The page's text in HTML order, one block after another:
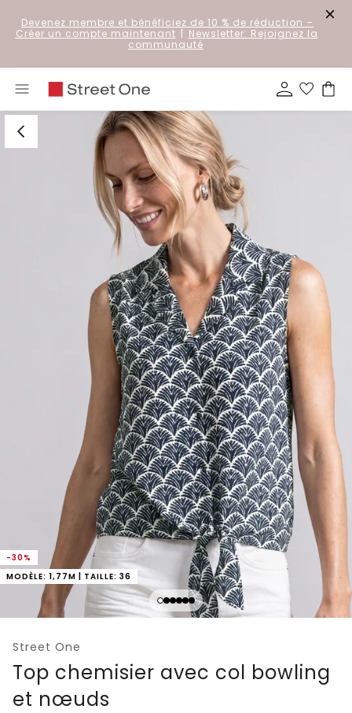
Devenez membre et bénéficiez de 10 % de réduction –
Créer un compte maintenant | Newsletter: Rejoignez la
communauté
-30%
MODÈLE: 1,77M | TAILLE: 36
Street One
Top chemisier avec col bowling
et nœuds